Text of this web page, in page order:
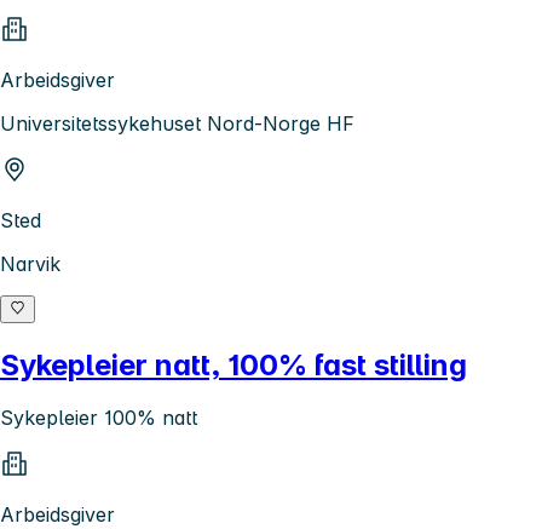
Arbeidsgiver
Universitetssykehuset Nord-Norge HF
Sted
Narvik
Sykepleier natt, 100% fast stilling
Sykepleier 100% natt
Arbeidsgiver